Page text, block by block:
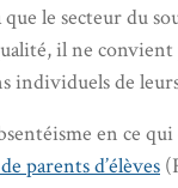
le secteur du
il ne
individuels de
en ce
parents d’élèves